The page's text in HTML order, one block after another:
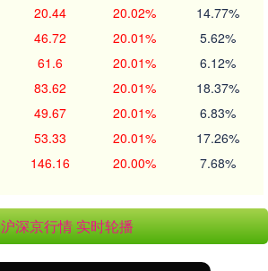
20.44 20.02% 14.77%
46.72 20.01% 5.62%
61.6 20.01% 6.12%
83.62 20.01% 18.37%
49.67 20.01% 6.83%
53.33 20.01% 17.26%
146.16 20.00% 7.68%
沪深京行情 实时轮播